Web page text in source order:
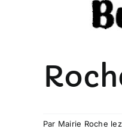
Par Mairie Roche